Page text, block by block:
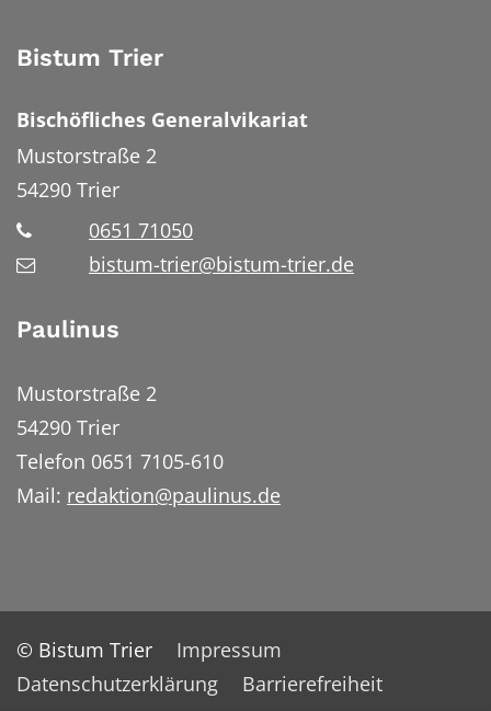
Bistum Trier
Bischöfliches Generalvikariat
Mustorstraße 2
54290 Trier
0651 71050
bistum-trier@bistum-trier.de
Paulinus
Mustorstraße 2
54290 Trier
Telefon 0651 7105-610
Mail: redaktion@paulinus.de
© Bistum Trier
Impressum
Datenschutzerklärung
Barrierefreiheit